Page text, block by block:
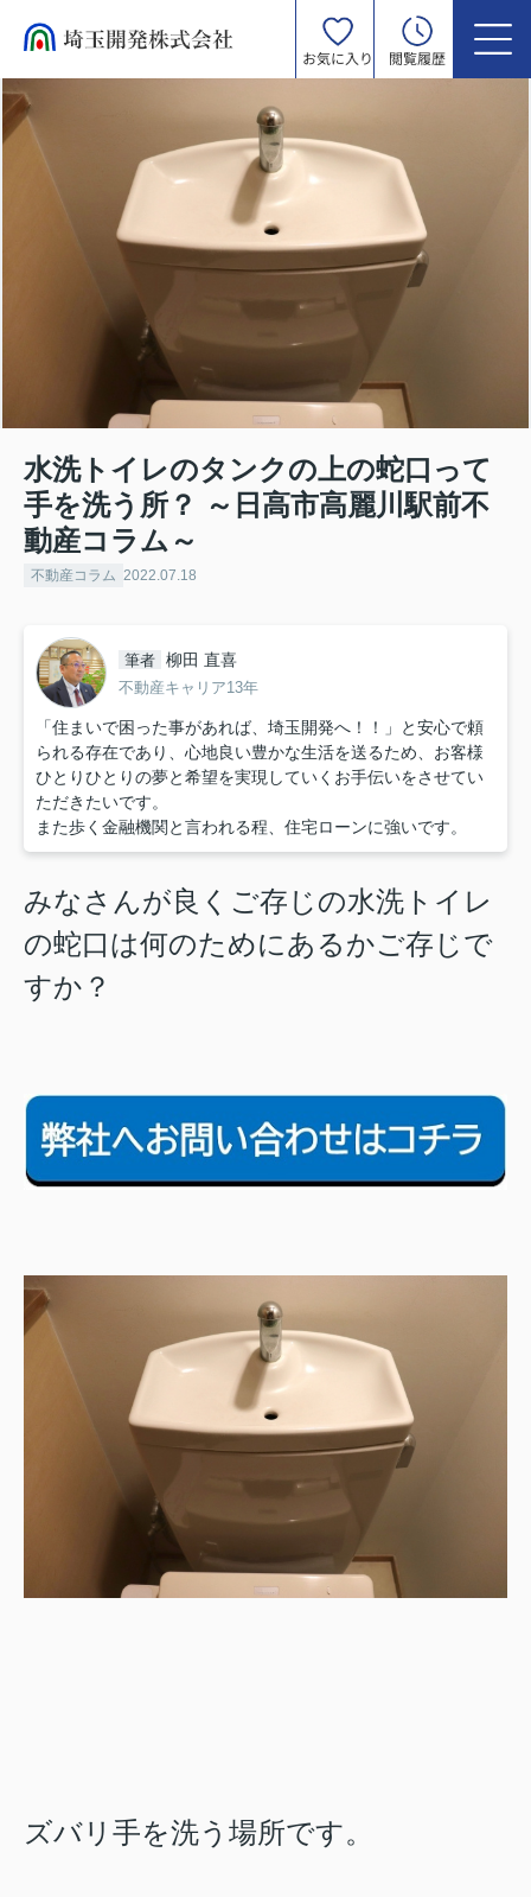
お気に入り 閲覧履歴
水洗トイレのタンクの上の蛇口って
手を洗う所？ ～日高市高麗川駅前不
動産コラム～
不動産コラム 2022.07.18
筆者 柳田 直喜
不動産キャリア13年
「住まいで困った事があれば、埼玉開発へ！！」と安心で頼
られる存在であり、心地良い豊かな生活を送るため、お客様
ひとりひとりの夢と希望を実現していくお手伝いをさせてい
ただきたいです。
また歩く金融機関と言われる程、住宅ローンに強いです。
みなさんが良くご存じの水洗トイレ
の蛇口は何のためにあるかご存じで
すか？
ズバリ手を洗う場所です。